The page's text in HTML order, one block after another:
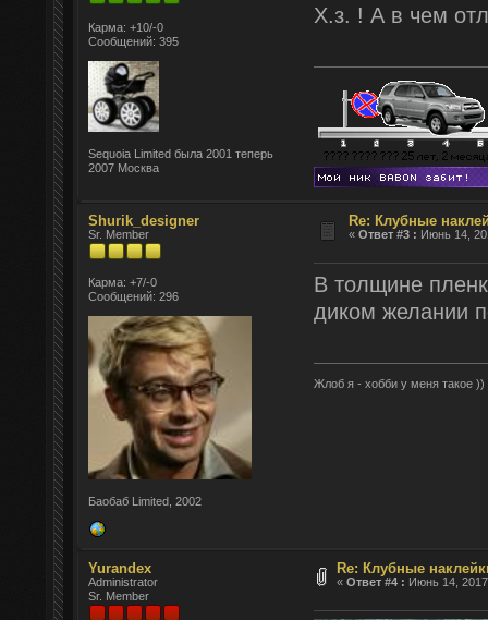
Карма: +10/-0
Сообщений: 395
Sequoia Limited была 2001 теперь
2007 Москва
Х.з. ! А в чем
Shurik_designer
Sr. Member
Карма: +7/-0
Сообщений: 296
Баобаб Limited, 2002
Re: Клубные
«Ответ #3 : Июнь 14,
В толщине
диком желании
Жлоб я - хобби у меня такое ))
Yurandex
Administrator
Sr. Member
Re: Клубные
«Ответ #4 : Июнь 14,